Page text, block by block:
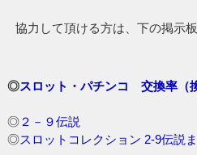
協力して頂ける方は、下の掲示
◎スロット・パチンコ 交換率（
◎２－９伝説
◎スロットコレクション 2-9伝説